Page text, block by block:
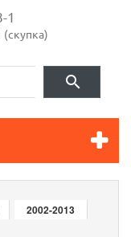
1
(скупка)
2002-2013